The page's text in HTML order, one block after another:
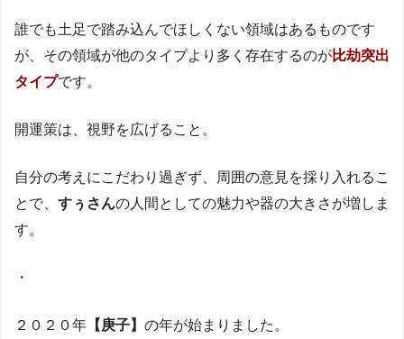
誰でも土足で踏み込んでほしくない領域はあるものです
が、その領域が他のタイプより多く存在するのが比劫突出
タイプです。
開運策は、視野を広げること。
自分の考えにこだわり過ぎず、周囲の意見を採り入れるこ
とで、 すぅさんの人間としての魅力や器の大きさが増しま
す。
・
２０２０年 【庚子】 の年が始まりました。